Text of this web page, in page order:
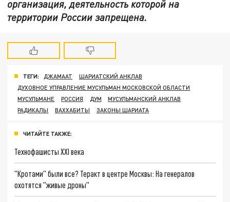
организация, деятельность которой на
территории России запрещена.
ТЕГИ: ДЖАМААТ
ШАРИАТСКИЙ АНКЛАВ
ДУХОВНОЕ УПРАВЛЕНИЕ МУСУЛЬМАН МОСКОВСКОЙ ОБЛАСТИ
МУСУЛЬМАНЕ
РОССИЯ ДУМ
МУСУЛЬМАНСКИЙ АНКЛАВ
РАДИКАЛЫ
ВАХХАБИТЫ ЗАКОНЫ ШАРИАТА
ЧИТАЙТЕ ТАКЖЕ:
Технофашисты XXI века
"Кротами" были все? Теракт в центре Москвы: На генералов
охотятся "живые дроны"